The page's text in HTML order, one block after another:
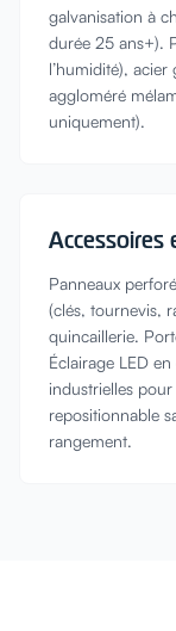
galvanisation à
durée 25 ans+).
l’humidité),
aggloméré
uniquement).
Accessoires
Panneaux
(clés, tournevis,
quincaillerie.
Éclairage LED
industrielles
repositionnable
rangement.